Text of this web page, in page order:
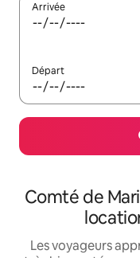
Arrivée
Départ
Comté de
Les voyageurs